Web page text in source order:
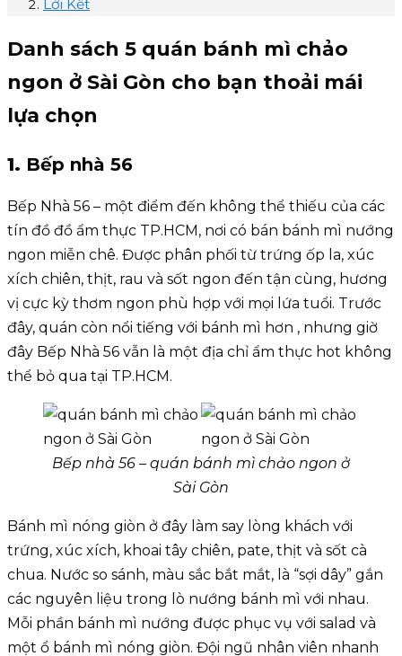
Lời Kết
Danh sách 5 quán bánh mì chảo
ngon ở Sài Gòn cho bạn thoải mái
lựa chọn
1. Bếp nhà 56
Bếp Nhà 56 – một điểm đến không thể thiếu của các
tín đồ đồ ẩm thực TP.HCM, nơi có bán bánh mì nướng
ngon miễn chê. Được phân phối từ trứng ốp la, xúc
xích chiên, thịt, rau và sốt ngon đến tận cùng, hương
vị cực kỳ thơm ngon phù hợp với mọi lứa tuổi. Trước
đây, quán còn nổi tiếng với bánh mì hơn , nhưng giờ
đây Bếp Nhà 56 vẫn là một địa chỉ ẩm thực hot không
thể bỏ qua tại TP.HCM.
Bếp nhà 56 – quán bánh mì chảo ngon ở
Sài Gòn
Bánh mì nóng giòn ở đây làm say lòng khách với
trứng, xúc xích, khoai tây chiên, pate, thịt và sốt cà
chua. Nước so sánh, màu sắc bắt mắt, là “sợi dây” gắn
các nguyên liệu trong lò nướng bánh mì với nhau.
Mỗi phần bánh mì nướng được phục vụ với salad và
một ổ bánh mì nóng giòn. Đội ngũ nhân viên nhanh